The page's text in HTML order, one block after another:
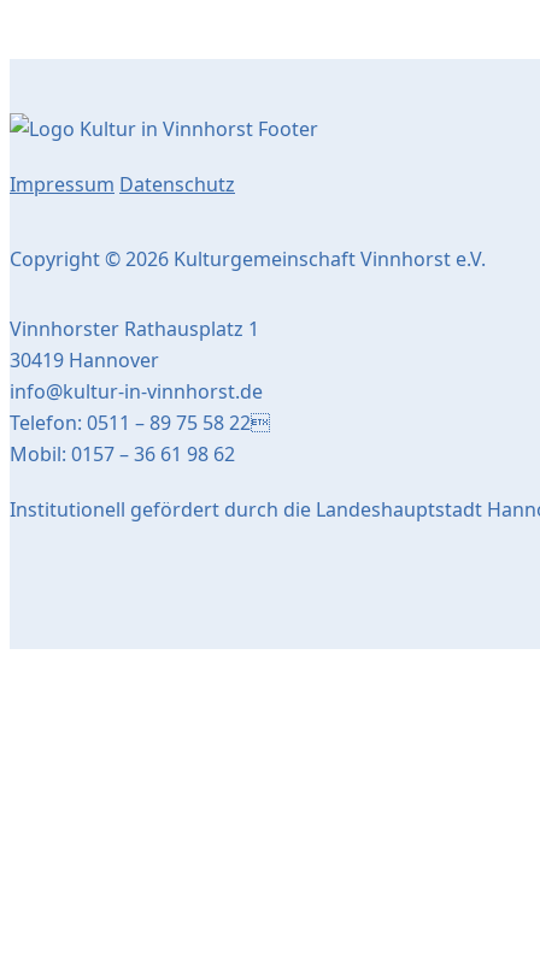
Impressum Datenschutz
Copyright © 2026 Kulturgemeinschaft Vinnhorst e.V.
Vinnhorster Rathausplatz 1
30419 Hannover
info@kultur-in-vinnhorst.de
Telefon: 0511 – 89 75 58 22
Mobil: 0157 – 36 61 98 62
Institutionell gefördert durch die Landeshauptstadt